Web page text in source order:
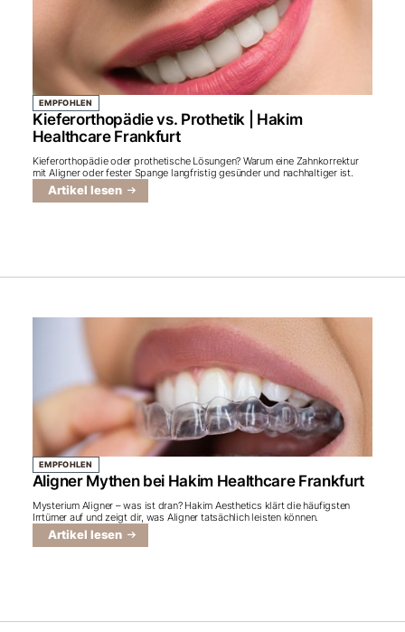
EMPFOHLEN
Kieferorthopädie vs. Prothetik | Hakim
Healthcare Frankfurt
Kieferorthopädie oder prothetische Lösungen? Warum eine Zahnkorrektur
mit Aligner oder fester Spange langfristig gesünder und nachhaltiger ist.
Artikel lesen
EMPFOHLEN
Aligner Mythen bei Hakim Healthcare Frankfurt
Mysterium Aligner – was ist dran? Hakim Aesthetics klärt die häufigsten
Irrtümer auf und zeigt dir, was Aligner tatsächlich leisten können.
Artikel lesen